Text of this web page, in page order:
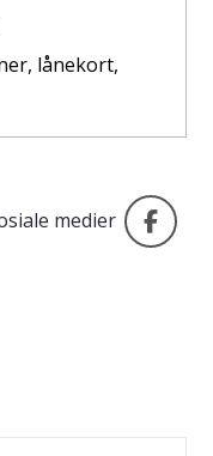
lånekort,
medier